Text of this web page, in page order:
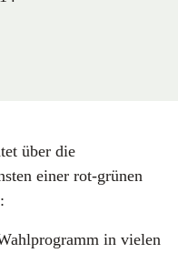
über die
einer rot-grünen
in vielen